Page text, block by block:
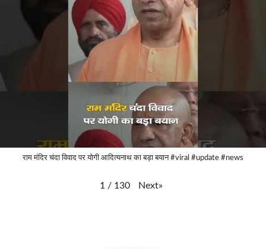
राम मंदिर चंदा विवाद पर योगी आदित्यनाथ का बड़ा बयान #viral #update #news
1 / 130 Next»